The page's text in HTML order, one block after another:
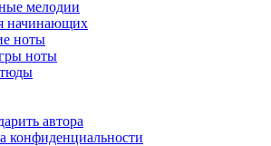
мелодии
начинающих
ноты
ноты
автора
конфиденциальности